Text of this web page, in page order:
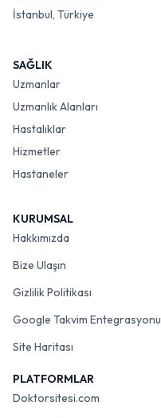
İstanbul, Türkiye
SAĞLIK
Uzmanlar
Uzmanlık Alanları
Hastalıklar
Hizmetler
Hastaneler
KURUMSAL
Hakkımızda
Bize Ulaşın
Gizlilik Politikası
Google Takvim Entegrasyonu
Site Haritası
PLATFORMLAR
Doktorsitesi.com